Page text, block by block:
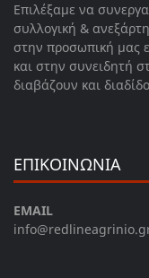
Επιλέξαμε να
συλλογική &
στην προσωπική μας
και στην συνειδητή
διαβάζουν και
ΕΠΙΚΟΙΝΩΝΙΑ
EMAIL